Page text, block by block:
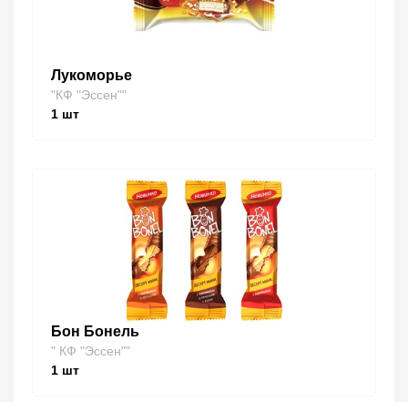
Лукоморье
"КФ "Эссен""
1 шт
Бон Бонель
" КФ "Эссен""
1 шт